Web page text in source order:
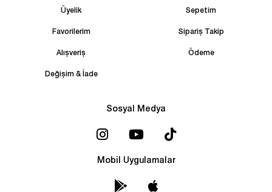
Üyelik Sepetim
Favorilerim Sipariş Takip
Alışveriş Ödeme
Değişim & İade
Sosyal Medya
Mobil Uygulamalar